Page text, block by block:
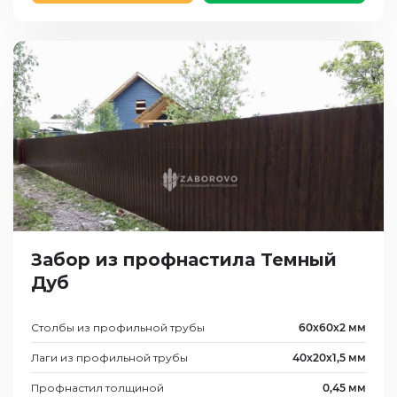
Забор из профнастила Темный
Дуб
Столбы из профильной трубы 60х60х2 мм
Лаги из профильной трубы 40х20х1,5 мм
Профнастил толщиной 0,45 мм